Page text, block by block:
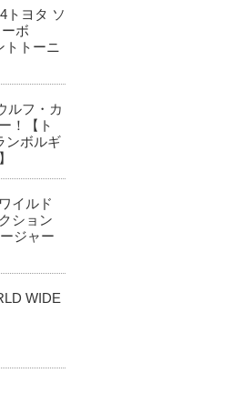
トヨタ ソ
ボ
トトーニ
ルフ・カ
！【ト
ンボルギ
イルド
ション
ジャー
WIDE